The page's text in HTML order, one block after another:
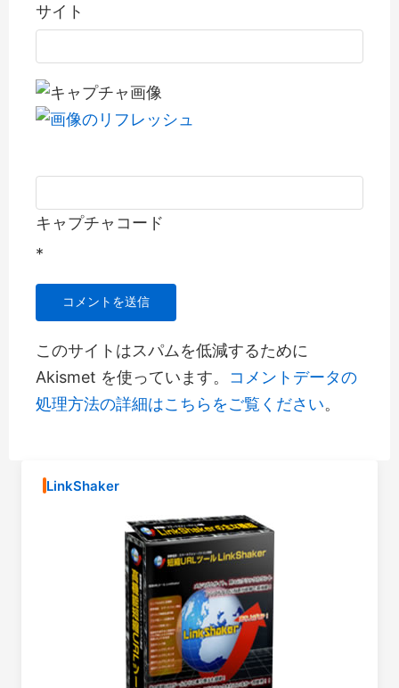
サイト
キャプチャコード
*
このサイトはスパムを低減するために
Akismet を使っています。 コメントデータの
処理方法の詳細はこちらをご覧ください。
LinkShaker